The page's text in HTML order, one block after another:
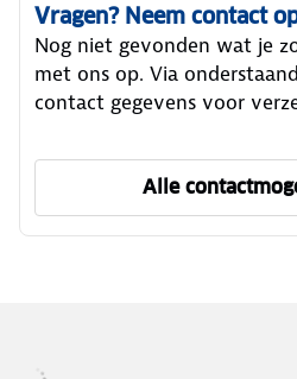
Vragen? Neem contact
Nog niet gevonden wat je
met ons op. Via
contact gegevens voor
Alle